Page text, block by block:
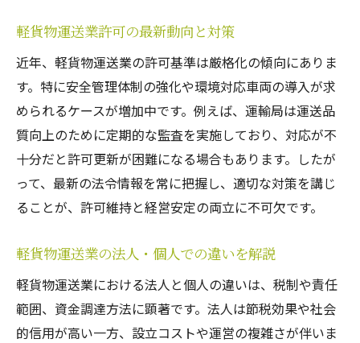
軽貨物運送業許可の最新動向と対策
近年、軽貨物運送業の許可基準は厳格化の傾向にありま
す。特に安全管理体制の強化や環境対応車両の導入が求
められるケースが増加中です。例えば、運輸局は運送品
質向上のために定期的な監査を実施しており、対応が不
十分だと許可更新が困難になる場合もあります。したが
って、最新の法令情報を常に把握し、適切な対策を講じ
ることが、許可維持と経営安定の両立に不可欠です。
軽貨物運送業の法人・個人での違いを解説
軽貨物運送業における法人と個人の違いは、税制や責任
範囲、資金調達方法に顕著です。法人は節税効果や社会
的信用が高い一方、設立コストや運営の複雑さが伴いま